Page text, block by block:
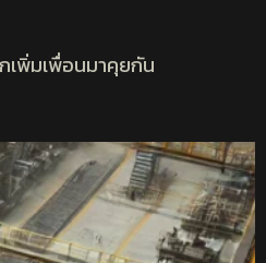
เพิ่มเพื่อนมาคุยกัน